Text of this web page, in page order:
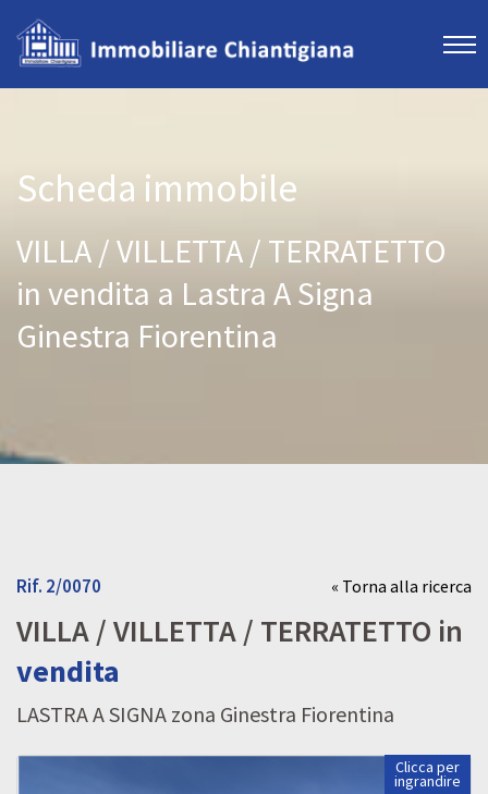
Scheda immobile
VILLA / VILLETTA / TERRATETTO
in vendita a Lastra A Signa
Ginestra Fiorentina
« Torna alla ricerca
Rif. 2/0070
VILLA / VILLETTA / TERRATETTO in
vendita
LASTRA A SIGNA zona Ginestra Fiorentina
Clicca per
ingrandire